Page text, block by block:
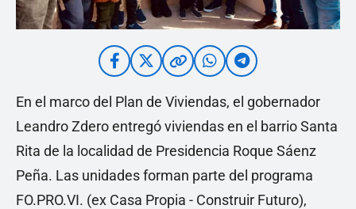
En el marco del Plan de Viviendas, el gobernador
Leandro Zdero entregó viviendas en el barrio Santa
Rita de la localidad de Presidencia Roque Sáenz
Peña. Las unidades forman parte del programa
FO.PRO.VI. (ex Casa Propia - Construir Futuro),